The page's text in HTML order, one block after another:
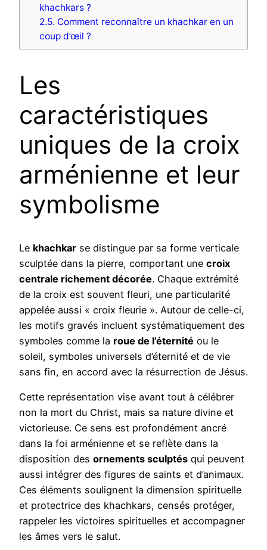
khachkars ?
2.5. Comment reconnaître un khachkar en un
coup d’œil ?
Les
caractéristiques
uniques de la croix
arménienne et leur
symbolisme
Le khachkar se distingue par sa forme verticale
sculptée dans la pierre, comportant une croix
centrale richement décorée. Chaque extrémité
de la croix est souvent fleuri, une particularité
appelée aussi « croix fleurie ». Autour de celle-ci,
les motifs gravés incluent systématiquement des
symboles comme la roue de l’éternité ou le
soleil, symboles universels d’éternité et de vie
sans fin, en accord avec la résurrection de Jésus.
Cette représentation vise avant tout à célébrer
non la mort du Christ, mais sa nature divine et
victorieuse. Ce sens est profondément ancré
dans la foi arménienne et se reflète dans la
disposition des ornements sculptés qui peuvent
aussi intégrer des figures de saints et d’animaux.
Ces éléments soulignent la dimension spirituelle
et protectrice des khachkars, censés protéger,
rappeler les victoires spirituelles et accompagner
les âmes vers le salut.